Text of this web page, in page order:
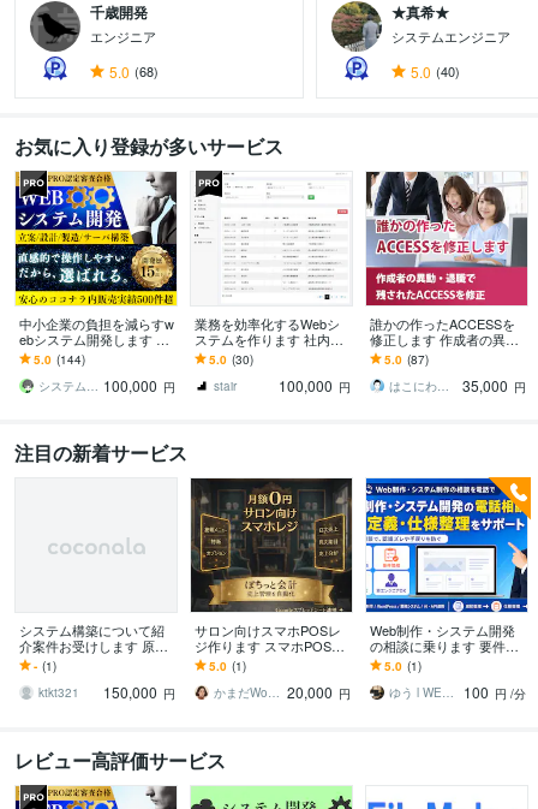
千歳開発
エンジニア
5.0 (68)
★真希★
システムエンジニア
5.0 (40)
お気に入り登録が多いサービス
中小企業の負担を減らすw
ebシステム開発します 業
務を効率化するシステム
の開発から保守まで一貫
対応！
5.0 (144)
システムエンジニアCLOVER 100,000 円
業務を効率化するWebシ
ステムを作ります 社内シ
ステムや会員サイトな
ど、決済機能にも対応し
ます
5.0 (30)
stair
100,000 円
誰かの作ったACCESSを
修正します 作成者の異
動・退職で直せなくなっ
たACCESSを修正
5.0 (87)
はこにわガジェット
35,000 円
注目の新着サービス
システム構築について紹
介案件お受けします 原則
紹介案件を優先的にお受
けしています
- (1)
ktkt321
150,000 円
サロン向けスマホPOSレ
ジ作ります スマホPOSで
売上・カルテ・予約を一
元管理
5.0 (1)
かまだWorks 20,000 円
Web制作・システム開発
の相談に乗ります 要件定
義・仕様整理をわかりや
すくサポート
5.0 (1)
ゆう l WEB開発からマーケまで一貫
100 円 /分
レビュー高評価サービス